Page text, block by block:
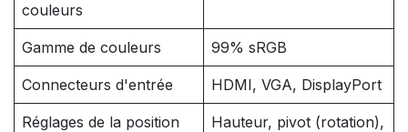
couleurs
Gamme de couleurs 99% sRGB
Connecteurs d'entrée HDMI, VGA, DisplayPort
Réglages de la position
Hauteur, pivot (rotation),